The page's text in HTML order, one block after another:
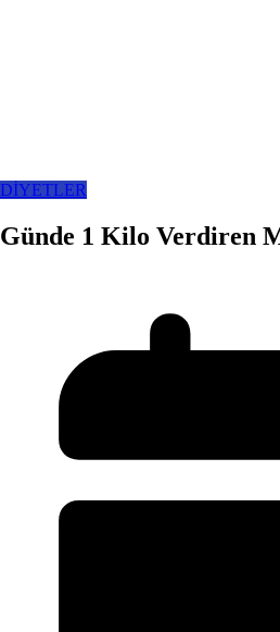
DİYETLER
Günde 1 Kilo Verdiren